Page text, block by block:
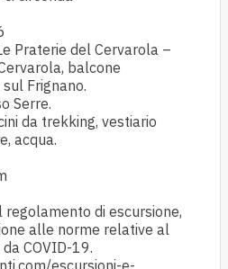
Praterie del Cervarola –
balcone
Frignano.
Serre.
da trekking, vestiario
acqua.
regolamento di escursione,
alle norme relative al
COVID-19.
escursioni-e-